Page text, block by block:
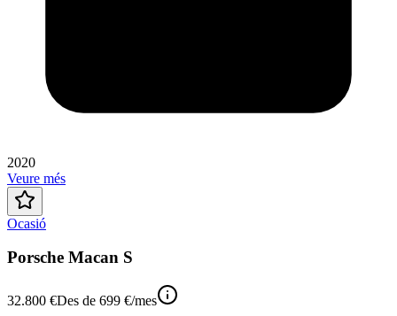
2020
Veure més
Ocasió
Porsche Macan S
32.800 €Des de 699 €/mes